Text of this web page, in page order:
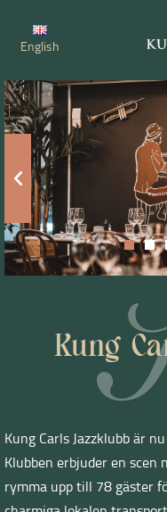
English
Kung
Kung Carls Jazzklubb är
Klubben erbjuder en scen
rymma upp till 78 gäster